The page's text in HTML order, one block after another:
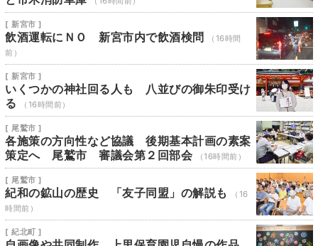
[ 新宮市 ]
飲酒運転にＮＯ 新宮市内で飲酒検問
（16時間
前）
[ 新宮市 ]
いくつかの神社回る人も 八並びの御朱印受け
る
（16時間前）
[ 尾鷲市 ]
各施策の方向性など協議 後期基本計画の素案
策定へ 尾鷲市 審議会第２回部会
（16時間前）
[ 尾鷲市 ]
紀和の鉱山の歴史 「友子同盟」の解説も
（16
時間前）
[ 紀北町 ]